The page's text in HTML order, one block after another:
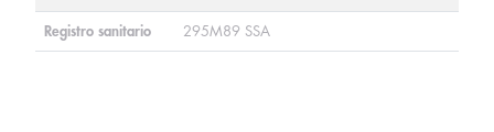
Registro sanitario 295M89 SSA